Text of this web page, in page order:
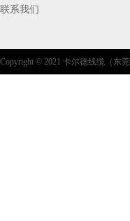
联系我们
Copyright © 2021 卡尔德线缆（东